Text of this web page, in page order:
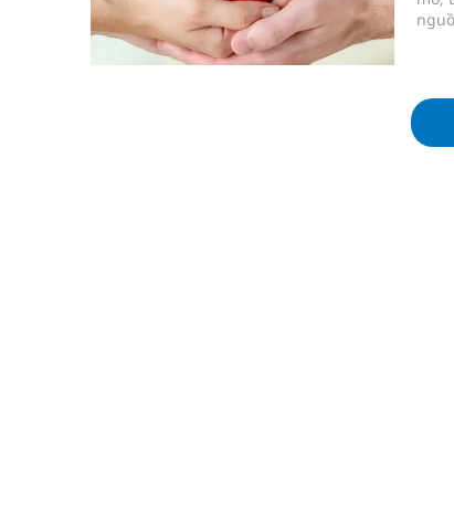
Xây dựng bản đồ mạng lưới cấp cứu ngoại